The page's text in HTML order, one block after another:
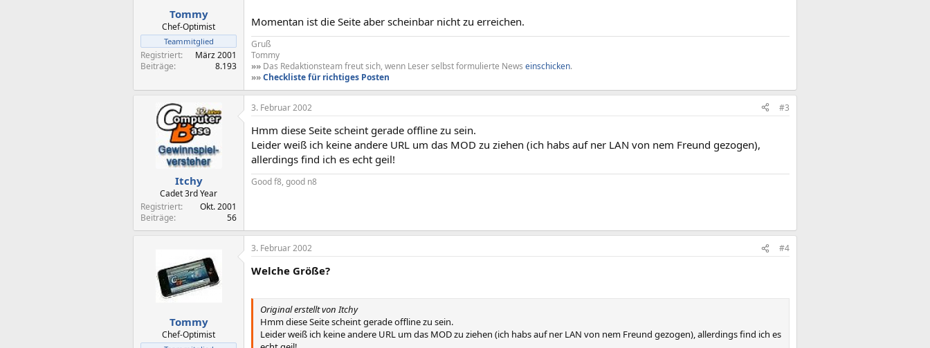
Tommy
Chef-Optimist
Teammitglied
Registriert
März 2001
Beiträge
8.193
Momentan ist die Seite aber scheinbar nicht zu erreichen.
Gruß
Tommy
»» Das Redaktionsteam freut sich, wenn Leser selbst formulierte News einschicken.
»»Checkliste für richtiges Posten
Itchy
Cadet 3rd Year
Registriert
Okt. 2001
Beiträge
56
3. Februar 2002 #3
Hmm diese Seite scheint gerade offline zu sein.
Leider weiß ich keine andere URL um das MOD zu ziehen (ich habs auf ner LAN von nem Freund gezogen),
allerdings find ich es echt geil!
Good f8, good n8
Tommy
Chef-Optimist
3. Februar 2002 #4
Welche Größe?
Original erstellt von Itchy
Hmm diese Seite scheint gerade offline zu sein.
Leider weiß ich keine andere URL um das MOD zu ziehen (ich habs auf ner LAN von nem Freund gezogen), allerdings find ich es